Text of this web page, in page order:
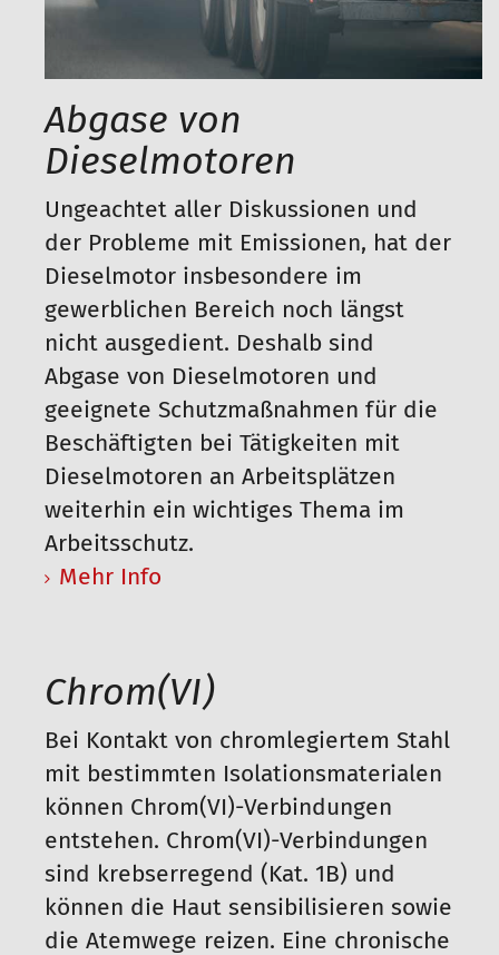
Abgase von
Dieselmotoren
Ungeachtet aller Diskussionen und
der Probleme mit Emissionen, hat der
Dieselmotor insbesondere im
gewerblichen Bereich noch längst
nicht ausgedient. Deshalb sind
Abgase von Dieselmotoren und
geeignete Schutzmaßnahmen für die
Beschäftigten bei Tätigkeiten mit
Dieselmotoren an Arbeitsplätzen
weiterhin ein wichtiges Thema im
Arbeitsschutz.
Mehr Info
Chrom(VI)
Bei Kontakt von chromlegiertem Stahl
mit bestimmten Isolationsmaterialen
können Chrom(VI)-Verbindungen
entstehen. Chrom(VI)-Verbindungen
sind krebserregend (Kat. 1B) und
können die Haut sensibilisieren sowie
die Atemwege reizen. Eine chronische